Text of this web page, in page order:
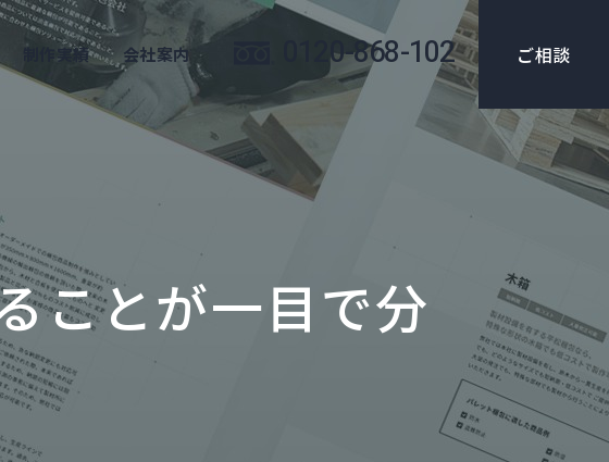
制作実績 会社案内 ご相談
0120-868-102
ことが一目で分